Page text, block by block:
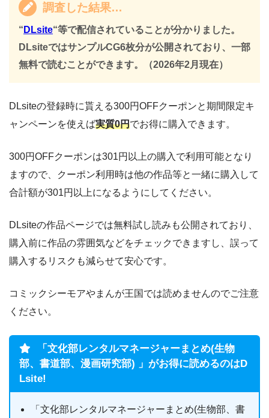
調査した結果…
“ DLsite“等で配信されていることが分かりました。
DLsiteではサンプルCG6枚分が公開されており、一部
無料で読むことができます。（2026年2月現在）
DLsiteの登録時に貰える300円OFFクーポンと期間限定キ
ャンペーンを使えば実質0円でお得に購入できます。
300円OFFクーポンは301円以上の購入で利用可能となり
ますので、クーポン利用時は他の作品等と一緒に購入して
合計額が301円以上になるようにしてください。
DLsiteの作品ページでは無料試し読みも公開されており、
購入前に作品の雰囲気などをチェックできますし、誤って
購入するリスクも減らせて安心です。
コミックシーモアやまんが王国では読めませんのでご注意
ください。
「文化部レンタルマネージャーまとめ(生物
部、書道部、漫画研究部) 」がお得に読めるのはD
Lsite!
「文化部レンタルマネージャーまとめ(生物部、書